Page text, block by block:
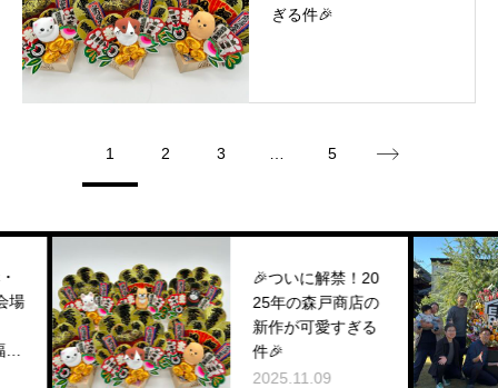
ぎる件🎉
1 2 3 5
🎉ついに解禁！20
25年の森戸商店の
新作が可愛すぎる
件🎉
2025.11.09